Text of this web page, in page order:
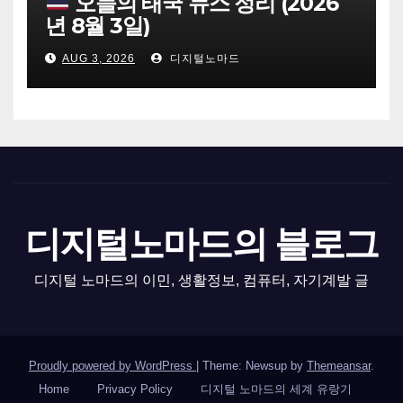
년 8월 3일)
AUG 3, 2026 디지털노마드
디지털노마드의 블로그
디지털 노마드의 이민, 생활정보, 컴퓨터, 자기계발 글
Proudly powered by WordPress Theme: Newsup by Themeansar.
Home
Privacy Policy 디지털 노마드의 세계 유랑기